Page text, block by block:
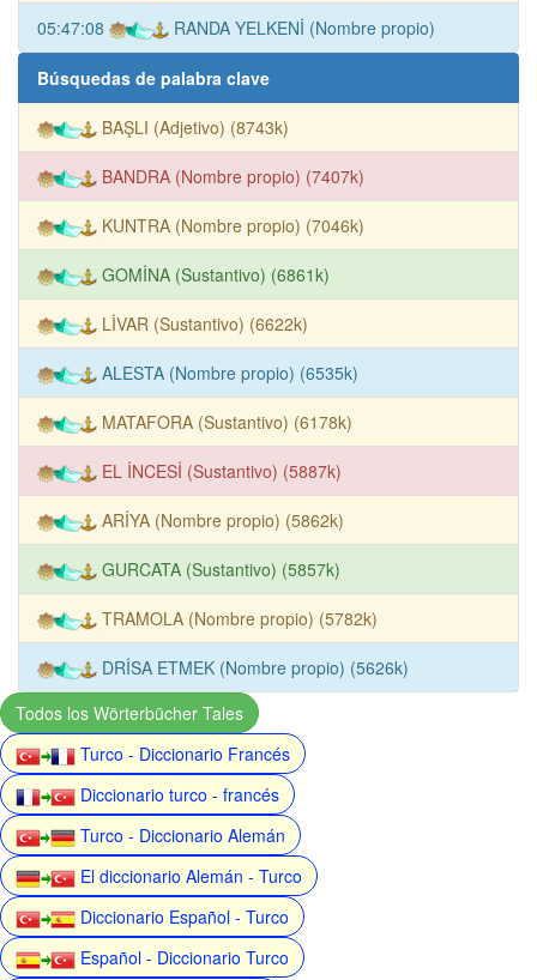
05:47:08 RANDA YELKENİ (Nombre propio)
Búsquedas de palabra clave
BAŞLI (Adjetivo) (8743k)
BANDRA (Nombre propio) (7407k)
KUNTRA (Nombre propio) (7046k)
GOMİNA (Sustantivo) (6861k)
LİVAR (Sustantivo) (6622k)
ALESTA (Nombre propio) (6535k)
MATAFORA (Sustantivo) (6178k)
EL İNCESİ (Sustantivo) (5887k)
ARİYA (Nombre propio) (5862k)
GURCATA (Sustantivo) (5857k)
TRAMOLA (Nombre propio) (5782k)
DRİSA ETMEK (Nombre propio) (5626k)
Todos los Wörterbücher Tales
Turco - Diccionario Francés
Diccionario turco - francés
Turco - Diccionario Alemán
El diccionario Alemán - Turco
Diccionario Español - Turco
Español - Diccionario Turco